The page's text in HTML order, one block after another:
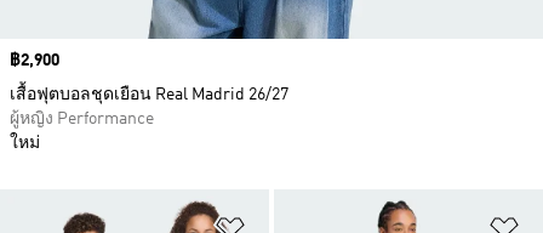
เพิ่มไปยังรายการสินค้าโปรด
Price
฿2,900
เสื้อฟุตบอลชุดเยือน Real Madrid 26/27
ผู้หญิง Performance
ใหม่